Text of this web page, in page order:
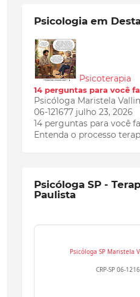
Psicologia em
Psicoterapia
14 perguntas para você
Psicóloga Maristela
06-121677 julho 23, 2026
14 perguntas para você
Entenda o processo
Psicóloga SP -
Paulista
Psicóloga SP Maristela
CRP-SP 06-